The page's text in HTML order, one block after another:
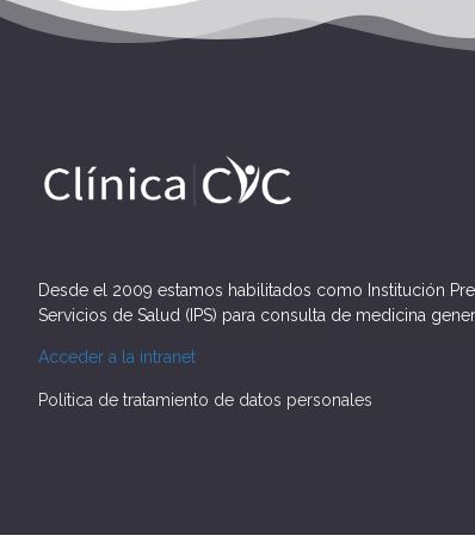
Desde el 2009 estamos habilitados como Institución
Servicios de Salud (IPS) para consulta de medicina
Acceder a la intranet
Política de tratamiento de datos personales